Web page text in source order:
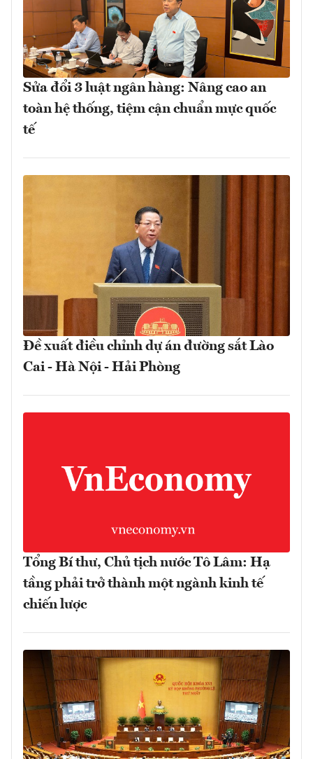
Sửa đổi 3 luật ngân hàng: Nâng cao an
toàn hệ thống, tiệm cận chuẩn mực quốc
tế
Đề xuất điều chỉnh dự án đường sắt Lào
Cai - Hà Nội - Hải Phòng
Tổng Bí thư, Chủ tịch nước Tô Lâm: Hạ
tầng phải trở thành một ngành kinh tế
chiến lược